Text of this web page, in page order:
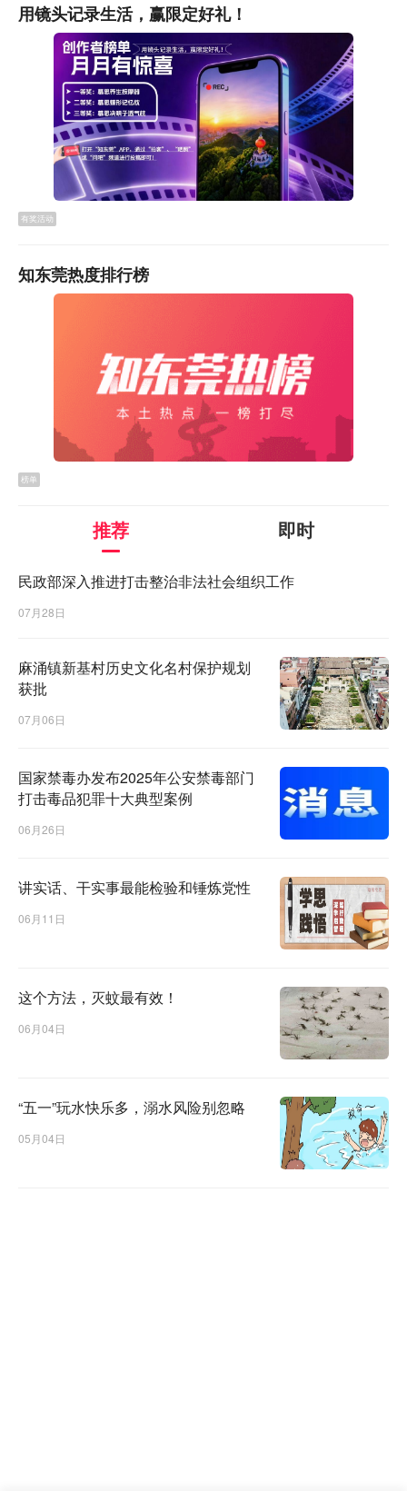
用镜头记录生活，赢限定好礼！
有奖活动
知东莞热度排行榜
榜单
推荐 即时
民政部深入推进打击整治非法社会组织工作
07月28日
麻涌镇新基村历史文化名村保护规划
获批
07月06日
国家禁毒办发布2025年公安禁毒部门
打击毒品犯罪十大典型案例
06月26日
讲实话、干实事最能检验和锤炼党性
06月11日
这个方法，灭蚊最有效！
06月04日
“五一”玩水快乐多，溺水风险别忽略
05月04日